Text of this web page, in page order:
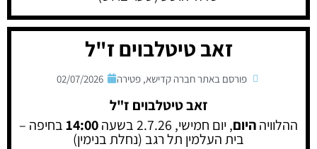
זאב טיטלבוים ז"ל
פורסם באתר חברה קדישא, פטירה 02/07/2026
זאב טיטלבוים ז"ל
ההלוויההיום, יום חמישי, 2.7.26 בשעה 14:00בחיפה –
בית העלמין תל רגב (נחלת בנימין)